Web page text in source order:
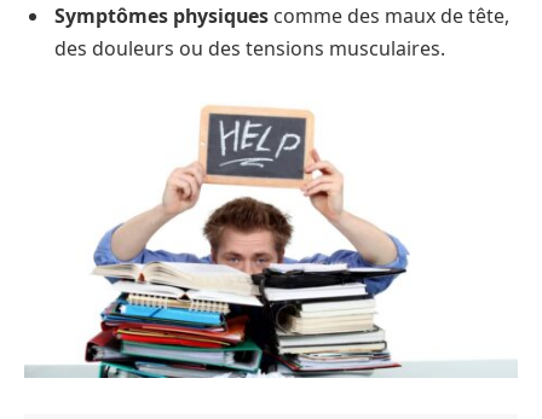
Symptômes physiques comme des maux de tête,
des douleurs ou des tensions musculaires.